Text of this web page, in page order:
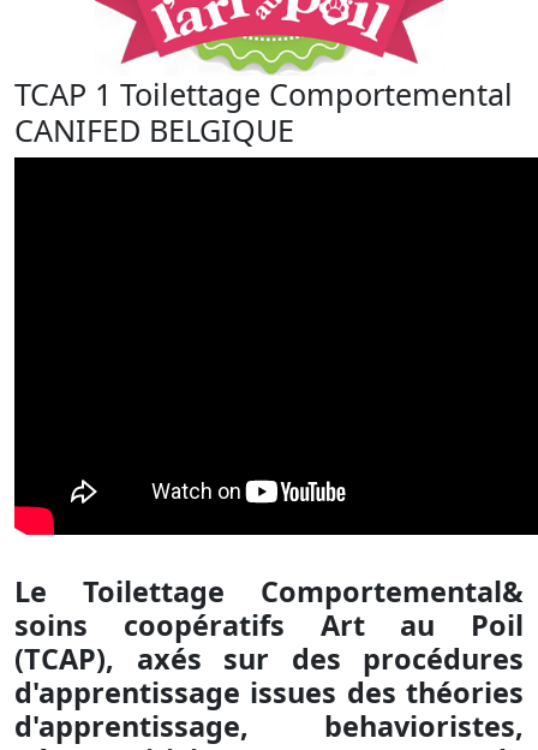
TCAP 1 Toilettage Comportemental
CANIFED BELGIQUE
Le Toilettage Comportemental&
soins coopératifs Art au Poil
(TCAP), axés sur des procédures
d'apprentissage issues des théories
d'apprentissage, behavioristes,